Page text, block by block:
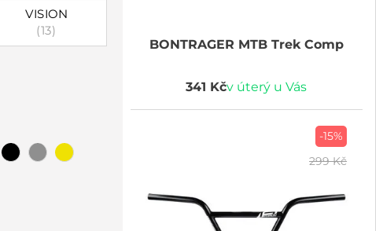
VISION
(13)
BONTRAGER MTB Trek Comp
341 Kčv úterý u Vás
-15%
299 Kč